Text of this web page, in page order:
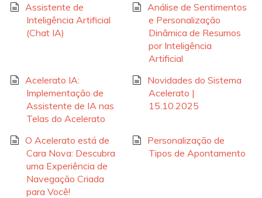
Assistente de
Inteligência Artificial
(Chat IA)
Análise de Sentimentos
e Personalização
Dinâmica de Resumos
por Inteligência
Artificial
Acelerato IA:
Implementação de
Assistente de IA nas
Telas do Acelerato
Novidades do Sistema
Acelerato |
15.10.2025
O Acelerato está de
Cara Nova: Descubra
uma Experiência de
Navegação Criada
para Você!
Personalização de
Tipos de Apontamento